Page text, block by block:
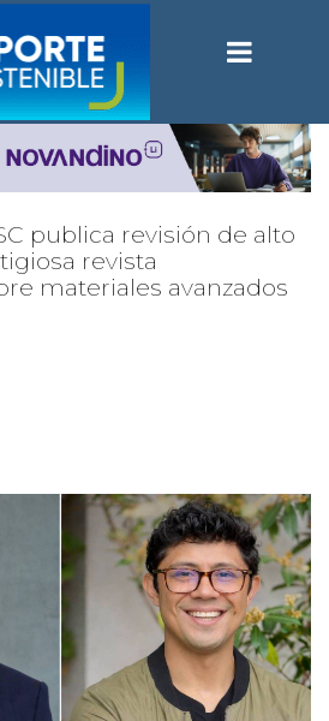
publica revisión de alto
revista
materiales avanzados